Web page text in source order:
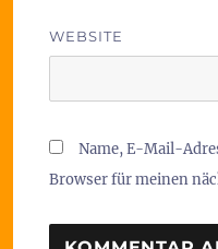
WEBSITE
Name, E-Mail-
Browser für meinen